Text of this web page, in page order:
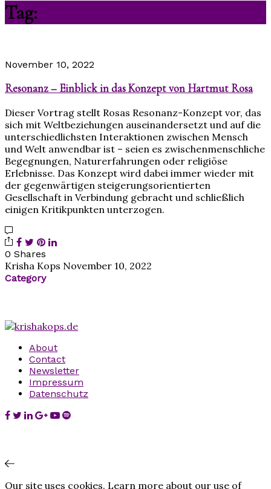
Tag:
November 10, 2022
Resonanz – Einblick in das Konzept von Hartmut Rosa
Dieser Vortrag stellt Rosas Resonanz-Konzept vor, das
sich mit Weltbeziehungen auseinandersetzt und auf die
unterschiedlichsten Interaktionen zwischen Mensch
und Welt anwendbar ist – seien es zwischenmenschliche
Begegnungen, Naturerfahrungen oder religiöse
Erlebnisse. Das Konzept wird dabei immer wieder mit
der gegenwärtigen steigerungsorientierten
Gesellschaft in Verbindung gebracht und schließlich
einigen Kritikpunkten unterzogen.
0 Shares
Krisha Kops November 10, 2022
Category
About
Contact
Newsletter
Impressum
Datenschutz
Our site uses cookies. Learn more about our use of